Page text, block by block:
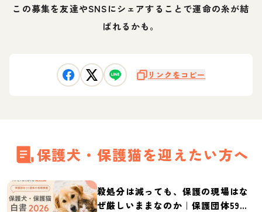
この募集を友達やSNSにシェアすることで運命の糸が結
ばれるかも。
リンクをコピー
保護犬・保護猫を迎えたい方へ
殺処分は減っても、保護の現場はな
ぜ厳しいままなのか｜保護団体59団